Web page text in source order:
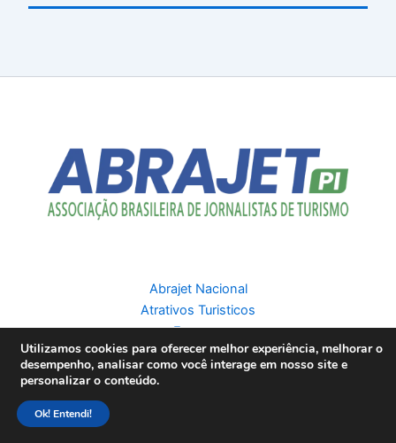
Abrajet Nacional
Atrativos Turisticos
Eventos
Destinos
Entre em contato
Utilizamos cookies para oferecer melhor experiência, melhorar o
desempenho, analisar como você interage em nosso site e
personalizar o conteúdo.
Ok! Entendi!